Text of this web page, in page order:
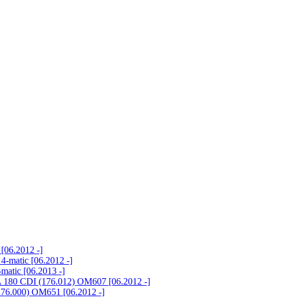
-]
matic [06.2012 -]
[06.2013 -]
180 CDI (176.012) OM607 [06.2012 -]
OM651 [06.2012 -]